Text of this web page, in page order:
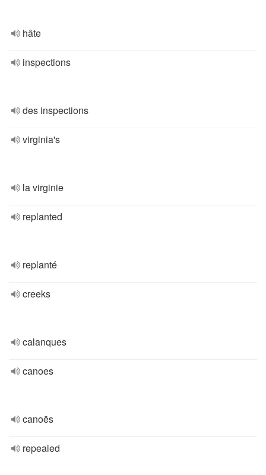
hâte
inspections
des inspections
virginia's
la virginie
replanted
replanté
creeks
calanques
canoes
canoës
repealed